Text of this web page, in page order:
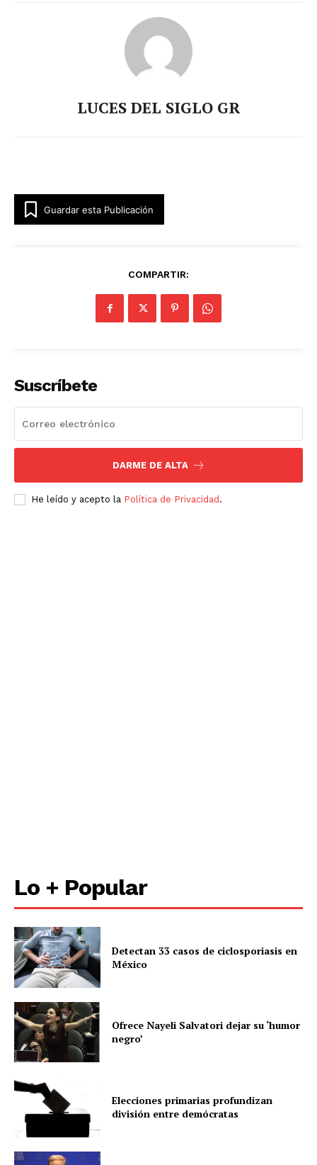
LUCES DEL SIGLO GR
Guardar esta Publicación
COMPARTIR:
Suscríbete
DARME DE ALTA
He leído y acepto la Política de Privacidad .
Lo + Popular
Detectan 33 casos de ciclosporiasis en
México
Ofrece Nayeli Salvatori dejar su ‘humor
negro’
Elecciones primarias profundizan
división entre demócratas